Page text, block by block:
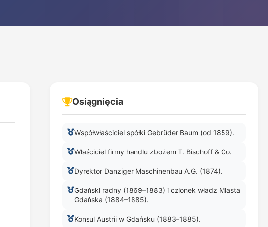
Osiągnięcia
Współwłaściciel spółki Gebrüder Baum (od 1859).
Właściciel firmy handlu zbożem T. Bischoff & Co.
Dyrektor Danziger Maschinenbau A.G. (1874).
Gdański radny (1869–1883) i członek władz Miasta
Gdańska (1884–1885).
Konsul Austrii w Gdańsku (1883–1885).